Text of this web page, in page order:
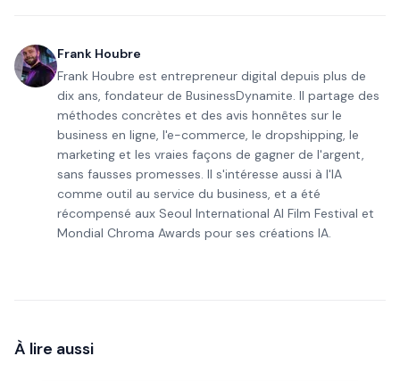
Frank Houbre
Frank Houbre est entrepreneur digital depuis plus de
dix ans, fondateur de BusinessDynamite. Il partage des
méthodes concrètes et des avis honnêtes sur le
business en ligne, l'e-commerce, le dropshipping, le
marketing et les vraies façons de gagner de l'argent,
sans fausses promesses. Il s'intéresse aussi à l'IA
comme outil au service du business, et a été
récompensé aux Seoul International AI Film Festival et
Mondial Chroma Awards pour ses créations IA.
À lire aussi